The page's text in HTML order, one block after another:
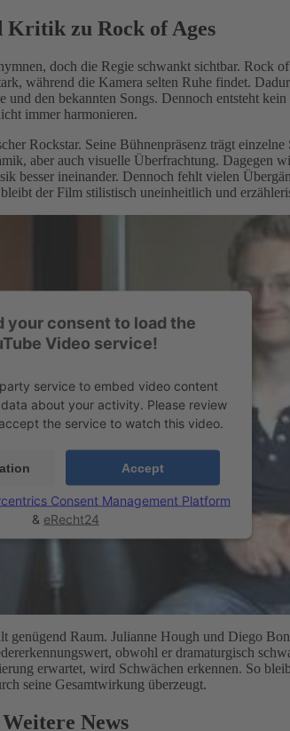
Kritik zu Rock of Ages
doch die Regie schwankt sichtbar. Rock
während die Kamera selten Ruhe findet.
und den bekannten Songs. Dennoch entsteht
immer harmonieren.
Rockstar. Seine Bühnenpräsenz trägt einzelne
aber auch visuelle Überfrachtung. Dagegen
besser ineinander. Dennoch fehlt vielen
der Film stilistisch uneinheitlich und
your consent to load the
Video service!
service to embed video content
about your activity. Please review
the service to watch this video.
Accept
Consent Management Platform
& eRecht24
Raum. Julianne Hough und Diego
obwohl er dramaturgisch
erwartet, wird Schwächen erkennen. So
seine Gesamtwirkung überzeugt.
Weitere News